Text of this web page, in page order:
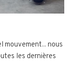
mouvement... nous
les dernières